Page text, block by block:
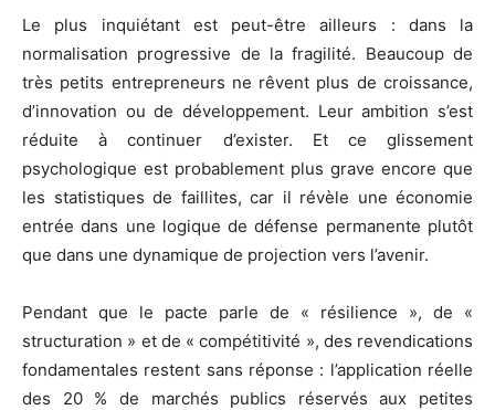
Le plus inquiétant est peut-être ailleurs : dans la
normalisation progressive de la fragilité. Beaucoup de
très petits entrepreneurs ne rêvent plus de croissance,
d’innovation ou de développement. Leur ambition s’est
réduite à continuer d’exister. Et ce glissement
psychologique est probablement plus grave encore que
les statistiques de faillites, car il révèle une économie
entrée dans une logique de défense permanente plutôt
que dans une dynamique de projection vers l’avenir.
Pendant que le pacte parle de « résilience », de «
structuration » et de « compétitivité », des revendications
fondamentales restent sans réponse : l’application réelle
des 20 % de marchés publics réservés aux petites